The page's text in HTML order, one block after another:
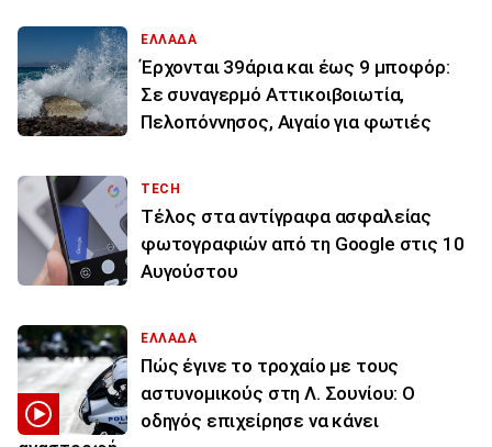
ΕΛΛΑΔΑ
Έρχονται 39άρια και έως 9 μποφόρ:
Σε συναγερμό Αττικοιβοιωτία,
Πελοπόννησος, Αιγαίο για φωτιές
TECH
Τέλος στα αντίγραφα ασφαλείας
φωτογραφιών από τη Google στις 10
Αυγούστου
ΕΛΛΑΔΑ
Πώς έγινε το τροχαίο με τους
αστυνομικούς στη Λ. Σουνίου: Ο
οδηγός επιχείρησε να κάνει